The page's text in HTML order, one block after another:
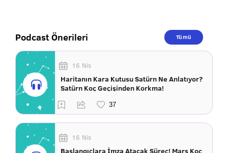
Podcast Önerileri Tümü
16 Nis
Haritanın Kara Kutusu Satürn Ne Anlatıyor?
Satürn Koç Geçişinden Korkma!
16 Nis
Başlangıçlara İmza Atacak Süreç! Mars Koç